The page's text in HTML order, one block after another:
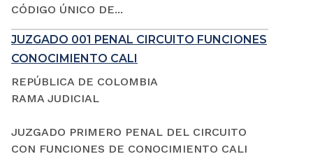
CÓDIGO ÚNICO DE...
JUZGADO 001 PENAL CIRCUITO FUNCIONES
CONOCIMIENTO CALI
REPÚBLICA DE COLOMBIA
RAMA JUDICIAL
JUZGADO PRIMERO PENAL DEL CIRCUITO
CON FUNCIONES DE CONOCIMIENTO CALI